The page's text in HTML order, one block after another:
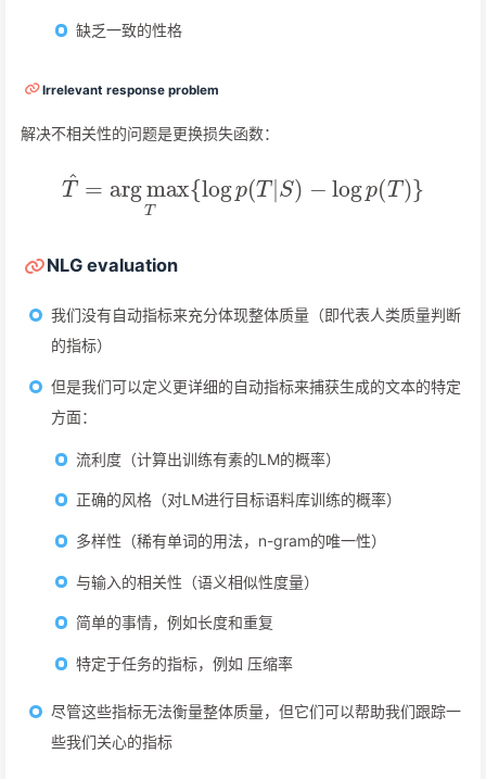
缺乏一致的性格
Irrelevant response problem
解决不相关性的问题是更换损失函数：
T T{ p(T |S log (T)}
NLG evaluation
我们没有自动指标来充分体现整体质量（即代表人类质量判断
的指标）
但是我们可以定义更详细的自动指标来捕获生成的文本的特定
方面：
流利度（计算出训练有素的LM的概率）
正确的风格（对LM进行目标语料库训练的概率）
多样性（稀有单词的用法，n-gram的唯一性）
与输入的相关性（语义相似性度量）
简单的事情，例如长度和重复
特定于任务的指标，例如 压缩率
尽管这些指标无法衡量整体质量，但它们可以帮助我们跟踪一
些我们关心的指标